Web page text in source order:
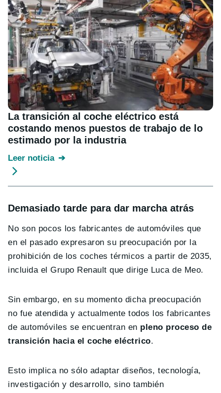
La transición al coche eléctrico está
costando menos puestos de trabajo de lo
estimado por la industria
Leer noticia
Demasiado tarde para dar marcha atrás
No son pocos los fabricantes de automóviles que
en el pasado expresaron su preocupación por la
prohibición de los coches térmicos a partir de 2035,
incluida el Grupo Renault que dirige Luca de Meo.
Sin embargo, en su momento dicha preocupación
no fue atendida y actualmente todos los fabricantes
de automóviles se encuentran en pleno proceso de
transición hacia el coche eléctrico.
Esto implica no sólo adaptar diseños, tecnología,
investigación y desarrollo, sino también